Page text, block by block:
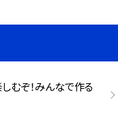
むぞ！みんなで作る